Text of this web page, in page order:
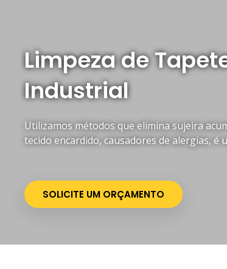
Limpeza de
Industrial
Utilizamos métodos que elimina sujeira
tecido encardido, causadores de alergias, é
SOLICITE UM ORÇAMENTO